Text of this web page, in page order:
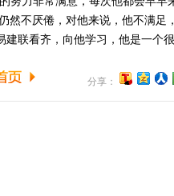
然不厌倦，对他来说，他不满足
联看齐，向他学习，他是一个
分享：